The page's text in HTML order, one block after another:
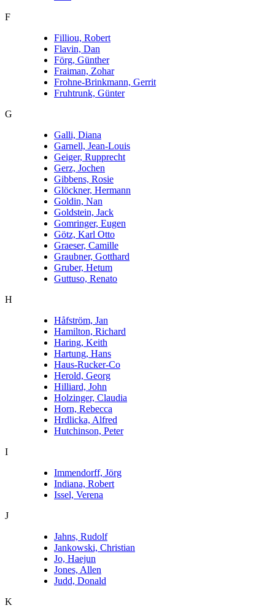
F
Filliou, Robert
Flavin, Dan
Förg, Günther
Fraiman, Zohar
Frohne-Brinkmann, Gerrit
Fruhtrunk, Günter
G
Galli, Diana
Garnell, Jean-Louis
Geiger, Rupprecht
Gerz, Jochen
Gibbens, Rosie
Glöckner, Hermann
Goldin, Nan
Goldstein, Jack
Gomringer, Eugen
Götz, Karl Otto
Graeser, Camille
Graubner, Gotthard
Gruber, Hetum
Guttuso, Renato
H
Håfström, Jan
Hamilton, Richard
Haring, Keith
Hartung, Hans
Haus-Rucker-Co
Herold, Georg
Hilliard, John
Holzinger, Claudia
Horn, Rebecca
Hrdlicka, Alfred
Hutchinson, Peter
I
Immendorff, Jörg
Indiana, Robert
Issel, Verena
J
Jahns, Rudolf
Jankowski, Christian
Jo, Haejun
Jones, Allen
Judd, Donald
K